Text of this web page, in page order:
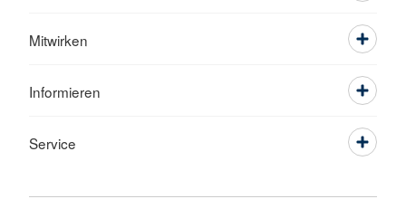
Mitwirken
Informieren
Service